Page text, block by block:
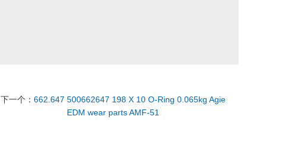
下一个：662.647 500662647 198 X 10 O-Ring 0.065kg Agie
EDM wear parts AMF-51